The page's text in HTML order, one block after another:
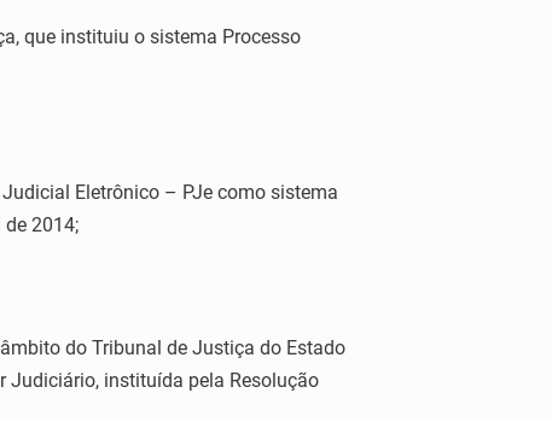
que instituiu o sistema Processo
Eletrônico – PJe como sistema
2014;
do Tribunal de Justiça do Estado
Judiciário, instituída pela Resolução